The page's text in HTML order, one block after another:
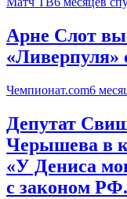
Арне Слот
Чемпионат.com6
Депутат
Черышева в
«У Дениса
с законом